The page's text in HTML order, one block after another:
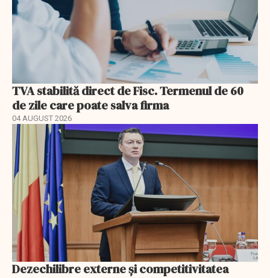
TVA stabilită direct de Fisc. Termenul de 60
de zile care poate salva firma
04 AUGUST 2026
Dezechilibre externe și competitivitatea